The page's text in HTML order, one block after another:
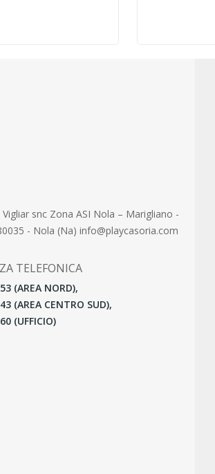
Vigliar snc Zona ASI Nola – Marigliano -
- Nola (Na) info@playcasoria.com
TELEFONICA
(AREA NORD),
(AREA CENTRO SUD),
(UFFICIO)